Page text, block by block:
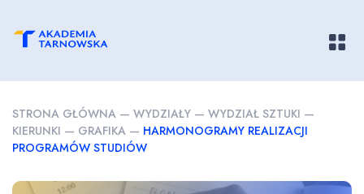
STRONA GŁÓWNA — WYDZIAŁY — WYDZIAŁ SZTUKI —
KIERUNKI — GRAFIKA — HARMONOGRAMY REALIZACJI
PROGRAMÓW STUDIÓW